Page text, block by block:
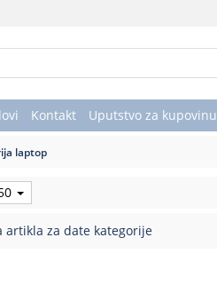
Kontakt Uputstvo za kupovinu
laptop
artikla za date kategorije